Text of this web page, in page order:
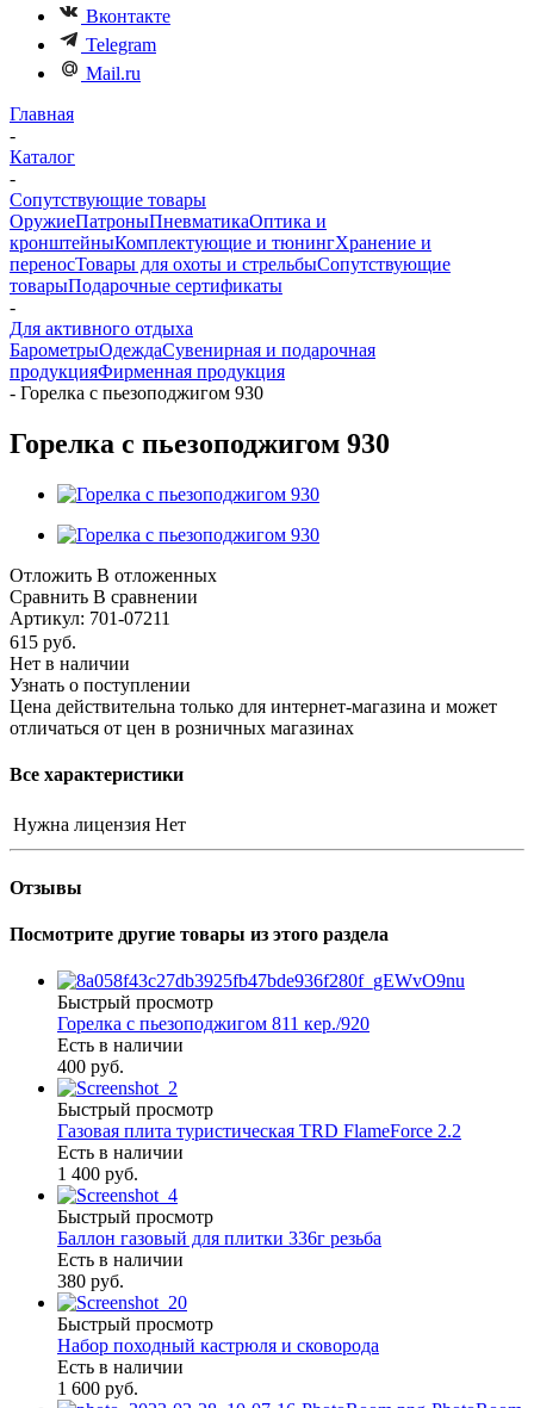
Вконтакте
Telegram
Mail.ru
Главная
-
Каталог
-
Сопутствующие товары
ОружиеПатроныПневматикаОптика и
кронштейныКомплектующие и тюнингХранение и
переносТовары для охоты и стрельбыСопутствующие
товарыПодарочные сертификаты
-
Для активного отдыха
БарометрыОдеждаСувенирная и подарочная
продукцияФирменная продукция
- Горелка с пьезоподжигом 930
Горелка с пьезоподжигом 930
Отложить В отложенных
Сравнить В сравнении
Артикул: 701-07211
615 руб.
Нет в наличии
Узнать о поступлении
Цена действительна только для интернет-магазина и может
отличаться от цен в розничных магазинах
Все характеристики
Нужна лицензия Нет
Отзывы
Посмотрите другие товары из этого раздела
Быстрый просмотр
Горелка с пьезоподжигом 811 кер./920
Есть в наличии
400 руб.
Быстрый просмотр
Газовая плита туристическая TRD FlameForce 2.2
Есть в наличии
1 400 руб.
Быстрый просмотр
Баллон газовый для плитки 336г резьба
Есть в наличии
380 руб.
Быстрый просмотр
Набор походный кастрюля и сковорода
Есть в наличии
1 600 руб.